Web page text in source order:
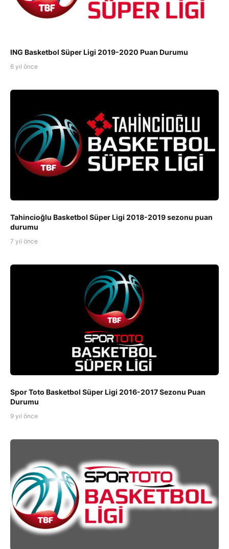
ING Basketbol Süper Ligi 2019-2020 Puan Durumu
6 yıl önce
Tahincioğlu Basketbol Süper Ligi 2018-2019 sezonu puan
durumu
7 yıl önce
Spor Toto Basketbol Süper Ligi 2016-2017 Sezonu Puan
Durumu
9 yıl önce